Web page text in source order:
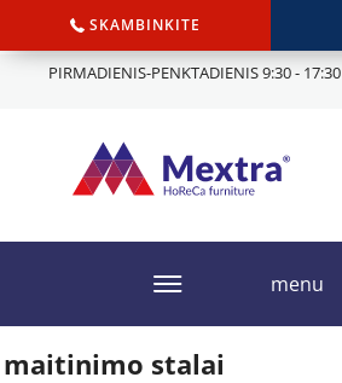
SKAMBINKITE
PIRMADIENIS-PENKTADIENIS 9:30 - 17:30
menu
maitinimo stalai